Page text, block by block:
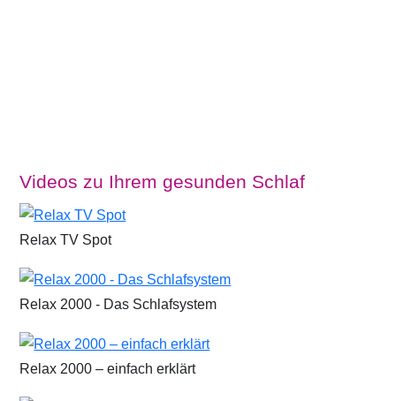
Videos zu Ihrem gesunden Schlaf
Relax TV Spot
Relax 2000 - Das Schlafsystem
Relax 2000 – einfach erklärt